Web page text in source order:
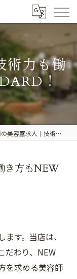
術力も働
！
室求人｜技術力も働き方もNEW STANDARD！
き方もNEW
す。当店は、
だわり、NEW
を求める美容師